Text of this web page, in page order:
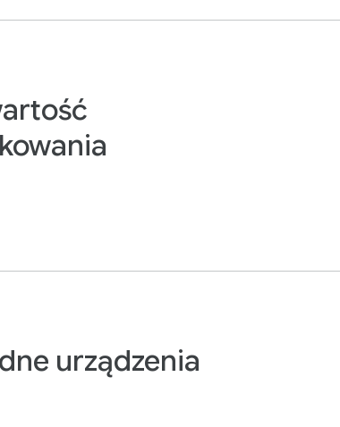
urządzenia